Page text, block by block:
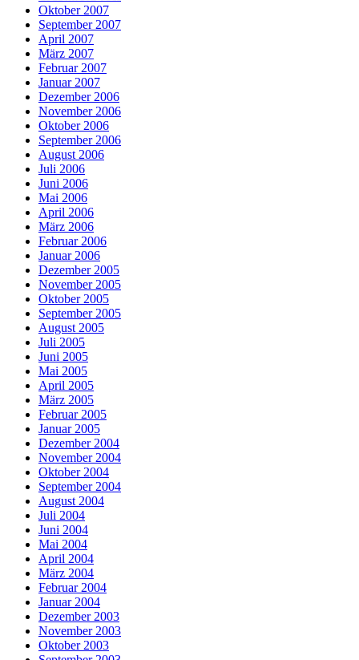
Oktober 2007
September 2007
April 2007
März 2007
Februar 2007
Januar 2007
Dezember 2006
November 2006
Oktober 2006
September 2006
August 2006
Juli 2006
Juni 2006
Mai 2006
April 2006
März 2006
Februar 2006
Januar 2006
Dezember 2005
November 2005
Oktober 2005
September 2005
August 2005
Juli 2005
Juni 2005
Mai 2005
April 2005
März 2005
Februar 2005
Januar 2005
Dezember 2004
November 2004
Oktober 2004
September 2004
August 2004
Juli 2004
Juni 2004
Mai 2004
April 2004
März 2004
Februar 2004
Januar 2004
Dezember 2003
November 2003
Oktober 2003